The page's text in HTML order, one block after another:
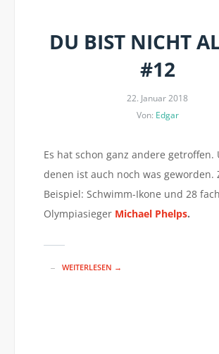
DU BIST NICHT
#12
22. Januar 2018
Von: Edgar
Es hat schon ganz andere getroffen.
denen ist auch noch was geworden.
Beispiel: Schwimm-Ikone und 28
Olympiasieger Michael Phelps.
WEITERLESEN →